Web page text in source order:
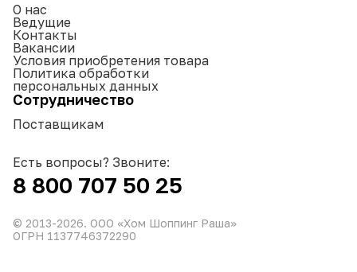
О нас
Ведущие
Контакты
Вакансии
Условия приобретения товара
Политика обработки
персональных данных
Сотрудничество
Поставщикам
Есть вопросы? Звоните:
8 800 707 50 25
© 2013-2026. ООО «Хом Шоппинг Раша»
ОГРН 1137746372290